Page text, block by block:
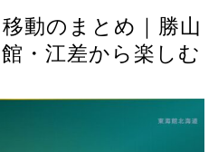
動のまとめ｜勝山
・江差から楽しむ